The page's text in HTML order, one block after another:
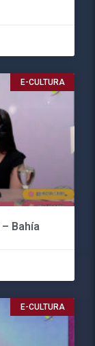
E-CULTURA
Bahía
E-CULTURA